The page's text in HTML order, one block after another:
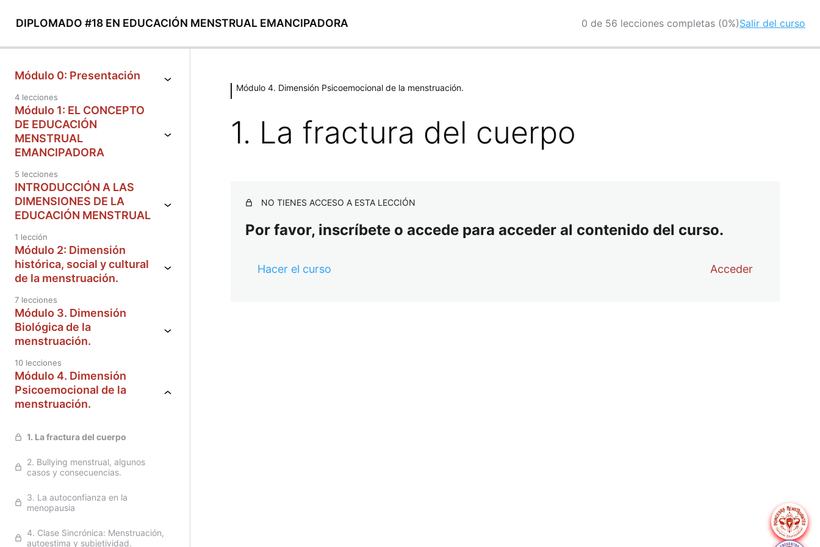
DIPLOMADO #18 EN EDUCACIÓN MENSTRUAL EMANCIPADORA 0 de 56 lecciones completas (0%)Salir del curso
Módulo 0: Presentación
4 lecciones
Módulo 1: EL CONCEPTO
DE EDUCACIÓN
MENSTRUAL
EMANCIPADORA
5 lecciones
INTRODUCCIÓN A LAS
DIMENSIONES DE LA
EDUCACIÓN MENSTRUAL
1 lección
Módulo 2: Dimensión
histórica, social y cultural
de la menstruación.
7 lecciones
Módulo 3. Dimensión
Biológica de la
menstruación.
10 lecciones
Módulo 4. Dimensión
Psicoemocional de la
menstruación.
1. La fractura del cuerpo
2. Bullying menstrual, algunos
casos y consecuencias.
3. La autoconfianza en la
menopausia
4. Clase Sincrónica: Menstruación,
autoestima y subjetividad.
Módulo 4. Dimensión Psicoemocional de la menstruación.
1. La fractura del cuerpo
NO TIENES ACCESO A ESTA LECCIÓN
Por favor, inscríbete o accede para acceder al contenido del curso.
Hacer el curso Acceder